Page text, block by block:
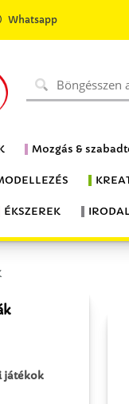
Whatsapp
Mozgás &
ÉKSZEREK
játékok